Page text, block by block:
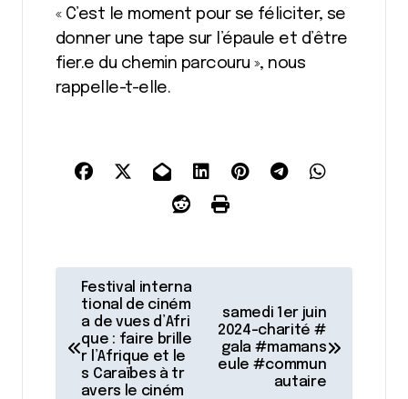
« C’est le moment pour se féliciter, se
donner une tape sur l’épaule et d’être
fier.e du chemin parcouru », nous
rappelle-t-elle.
v
Festival interna
tional de ciném
a de vues d’Afri
que : faire brille
r l’Afrique et le
s Caraïbes à tr
avers le ciném
samedi 1er juin
2024-charité #
gala #mamans
eule #commun
autaire